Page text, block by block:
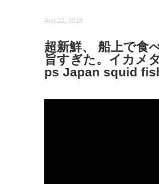
Aug 22, 2018
超新鮮、 船上で食
旨すぎた。イカメ
ps Japan squid